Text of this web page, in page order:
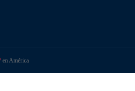
en América